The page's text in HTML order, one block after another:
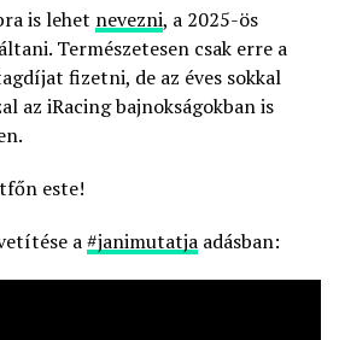
is lehet nevezni, a 2025-ös
Természetesen csak erre a
fizetni, de az éves sokkal
az iRacing bajnokságokban is
este!
a#janimutatja adásban: